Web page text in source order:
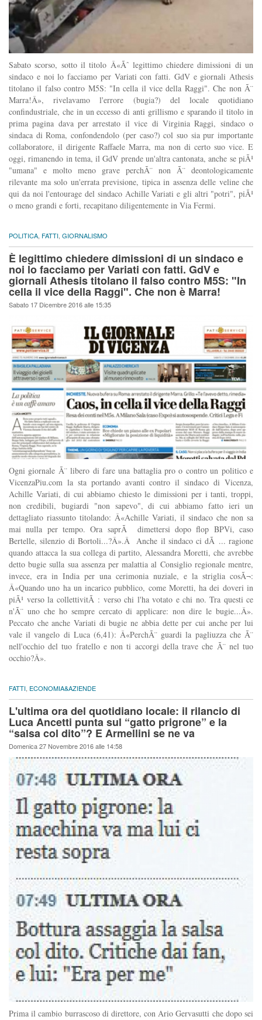
Sabato scorso, sotto il titolo Â«Ãˆ legittimo chiedere dimissioni di un
sindaco e noi lo facciamo per Variati con fatti. GdV e giornali Athesis
titolano il falso contro M5S: "In cella il vice della Raggi". Che non Ã¨
Marra!Â», rivelavamo l'errore (bugia?) del locale quotidiano
confindustriale, che in un eccesso di anti grillismo e sparando il titolo in
prima pagina dava per arrestato il vice di Virginia Raggi, sindaco o
sindaca di Roma, confondendolo (per caso?) col suo sia pur importante
collaboratore, il dirigente Raffaele Marra, ma non di certo suo vice. E
oggi, rimanendo in tema, il GdV prende un'altra cantonata, anche se piÃ¹
"umana" e molto meno grave perchÃ¨ non Ã¨ deontologicamente
rilevante ma solo un'errata previsione, tipica in assenza delle veline che
qui da noi l'entourage del sindaco Achille Variati e gli altri "potri", piÃ¹
o meno grandi e forti, recapitano diligentemente in Via Fermi.
POLITICA FATTI GIORNALISMO
È legittimo chiedere dimissioni di un sindaco e
noi lo facciamo per Variati con fatti. GdV e
giornali Athesis titolano il falso contro M5S: "In
cella il vice della Raggi". Che non è Marra!
Sabato 17 Dicembre 2016 alle 15:35
Ogni giornale Ã¨ libero di fare una battaglia pro o contro un politico e
VicenzaPiu.com la sta portando avanti contro il sindaco di Vicenza,
Achille Variati, di cui abbiamo chiesto le dimissioni per i tanti, troppi,
non credibili, bugiardi "non sapevo", di cui abbiamo fatto ieri un
dettagliato riassunto titolando: Â«Achille Variati, il sindaco che non sa
mai nulla per tempo. Ora saprÃ dimettersi dopo flop BPVi, caso
Bertelle, silenzio di Bortoli...?Â».Â Anche il sindaco ci dÃ ... ragione
quando attacca la sua collega di partito, Alessandra Moretti, che avrebbe
detto bugie sulla sua assenza per malattia al Consiglio regionale mentre,
invece, era in India per una cerimonia nuziale, e la striglia cosÃ¬:
Â«Quando uno ha un incarico pubblico, come Moretti, ha dei doveri in
piÃ¹ verso la collettivitÃ : verso chi l'ha votato e chi no. Tra questi ce
n'Ã¨ uno che ho sempre cercato di applicare: non dire le bugie...Â».
Peccato che anche Variati di bugie ne abbia dette per cui anche per lui
vale il vangelo di Luca (6,41): Â«PerchÃ¨ guardi la pagliuzza che Ã¨
nell'occhio del tuo fratello e non ti accorgi della trave che Ã¨ nel tuo
occhio?Â».
FATTI ECONOMIA&AZIENDE
L'ultima ora del quotidiano locale: il rilancio di
Luca Ancetti punta sul “gatto prigrone” e la
“salsa col dito”? E Armellini se ne va
Domenica 27 Novembre 2016 alle 14:58
Prima il cambio burrascoso di direttore, con Ario Gervasutti che dopo sei